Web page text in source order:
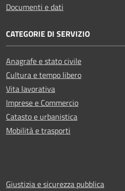
Documenti e dati
CATEGORIE DI SERVIZIO
Anagrafe e stato civile
Cultura e tempo libero
Vita lavorativa
Imprese e Commercio
Catasto e urbanistica
Mobilità e trasporti
Giustizia e sicurezza pubblica